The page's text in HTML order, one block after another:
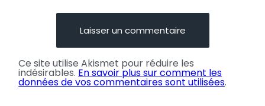
Ce site utilise Akismet pour réduire les
indésirables. En savoir plus sur comment les
données de vos commentaires sont utilisées.